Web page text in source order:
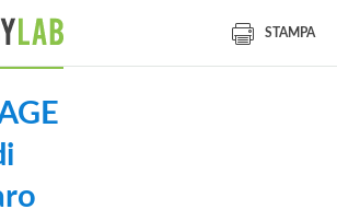
STAMPA